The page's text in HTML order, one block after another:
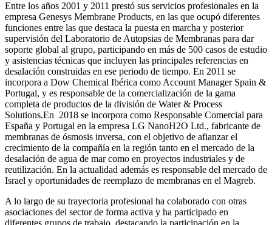
Entre los años 2001 y 2011 prestó sus servicios profesionales en la
empresa Genesys Membrane Products, en las que ocupó diferentes
funciones entre las que destaca la puesta en marcha y posterior
supervisión del Laboratorio de Autopsias de Membranas para dar
soporte global al grupo, participando en más de 500 casos de estudio
y asistencias técnicas que incluyen las principales referencias en
desalación construidas en ese periodo de tiempo. En 2011 se
incorpora a Dow Chemical Ibérica como Account Manager Spain &
Portugal, y es responsable de la comercialización de la gama
completa de productos de la división de Water & Process
Solutions.En 2018 se incorpora como Responsable Comercial para
España y Portugal en la empresa LG NanoH2O Ltd., fabricante de
membranas de ósmosis inversa, con el objetivo de afianzar el
crecimiento de la compañía en la región tanto en el mercado de la
desalación de agua de mar como en proyectos industriales y de
reutilización. En la actualidad además es responsable del mercado de
Israel y oportunidades de reemplazo de membranas en el Magreb.
A lo largo de su trayectoria profesional ha colaborado con otras
asociaciones del sector de forma activa y ha participado en